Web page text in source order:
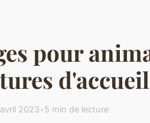
pour
d'accueil
2023•5 min de lecture